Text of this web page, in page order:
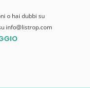
o hai dubbi su
info@listrop.com